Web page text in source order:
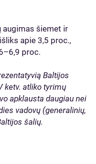
augimas šiemet ir
apie 3,5 proc.,
proc.
Baltijos
ketv. atliko tyrimų
apklausta daugiau nei
vadovų (generalinių,
šalių.